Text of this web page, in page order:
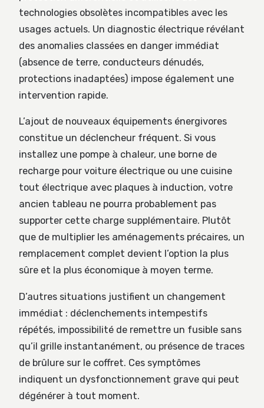
technologies obsolètes incompatibles avec les
usages actuels. Un diagnostic électrique révélant
des anomalies classées en danger immédiat
(absence de terre, conducteurs dénudés,
protections inadaptées) impose également une
intervention rapide.
L’ajout de nouveaux équipements énergivores
constitue un déclencheur fréquent. Si vous
installez une pompe à chaleur, une borne de
recharge pour voiture électrique ou une cuisine
tout électrique avec plaques à induction, votre
ancien tableau ne pourra probablement pas
supporter cette charge supplémentaire. Plutôt
que de multiplier les aménagements précaires, un
remplacement complet devient l’option la plus
sûre et la plus économique à moyen terme.
D’autres situations justifient un changement
immédiat : déclenchements intempestifs
répétés, impossibilité de remettre un fusible sans
qu’il grille instantanément, ou présence de traces
de brûlure sur le coffret. Ces symptômes
indiquent un dysfonctionnement grave qui peut
dégénérer à tout moment.